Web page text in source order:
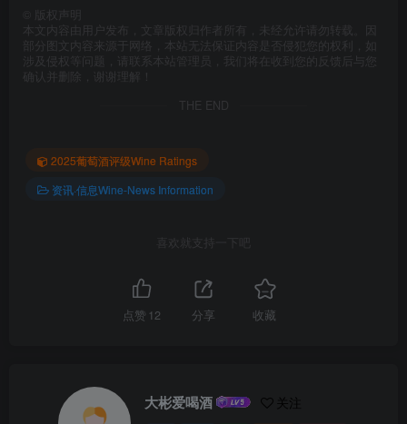
版权声明
本文内容由用户发布，文章版权归作者所有，未经允许请勿转载。因
部分图文内容来源于网络，本站无法保证内容是否侵犯您的权利，如
涉及侵权等问题，请联系本站管理员，我们将在收到您的反馈后与您
确认并删除，谢谢理解！
THE END
2025葡萄酒评级Wine Ratings
资讯·信息Wine-News Information
喜欢就支持一下吧
点赞 12 分享 收藏
大彬爱喝酒 关注